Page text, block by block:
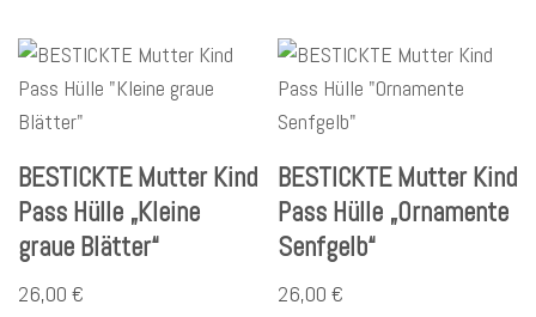
BESTICKTE Mutter Kind
Pass Hülle „Kleine
graue Blätter“
26,00 €
BESTICKTE Mutter Kind
Pass Hülle „Ornamente
Senfgelb“
26,00€